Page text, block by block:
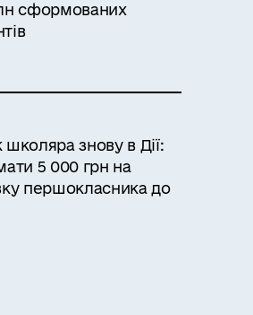
сформованих
школяра знову в Дії:
5 000 грн на
першокласника до